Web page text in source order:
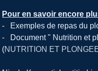
Pour en savoir encore
- Exemples de repas du
- Document " Nutrition et
(NUTRITION ET